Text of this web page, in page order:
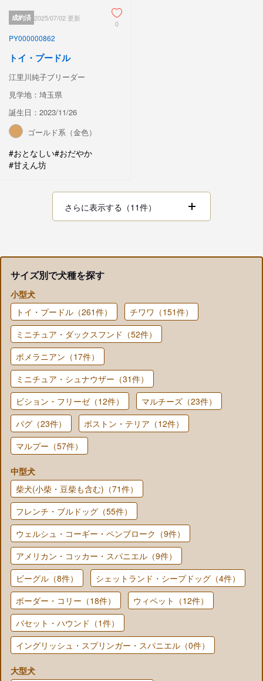
成約済 2025/07/02 更新
0
PY000000862
トイ・プードル
江里川純子ブリーダー
見学地：埼玉県
誕生日：2023/11/26
ゴールド系（金色）
#おとなしい#おだやか
#甘えん坊
さらに表示する（11件）
サイズ別で犬種を探す
小型犬
トイ・プードル（261件）
チワワ（151件）
ミニチュア・ダックスフンド（52件）
ポメラニアン（17件）
ミニチュア・シュナウザー（31件）
ビション・フリーゼ（12件）
マルチーズ（23件）
パグ（23件）
ボストン・テリア（12件）
マルプー（57件）
中型犬
柴犬(小柴・豆柴も含む)（71件）
フレンチ・ブルドッグ（55件）
ウェルシュ・コーギー・ペンブローク（9件）
アメリカン・コッカー・スパニエル（9件）
ビーグル（8件）
シェットランド・シープドッグ（4件）
ボーダー・コリー（18件）
ウィペット（12件）
バセット・ハウンド（1件）
イングリッシュ・スプリンガー・スパニエル（0件）
大型犬